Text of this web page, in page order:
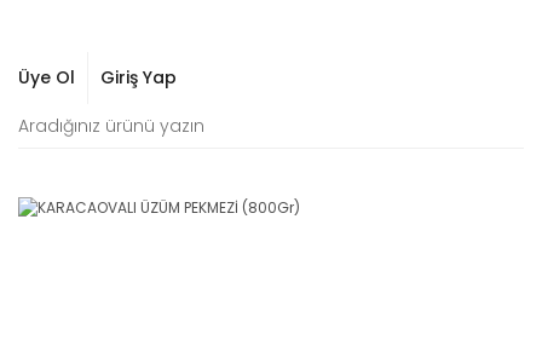
Üye Ol Giriş Yap